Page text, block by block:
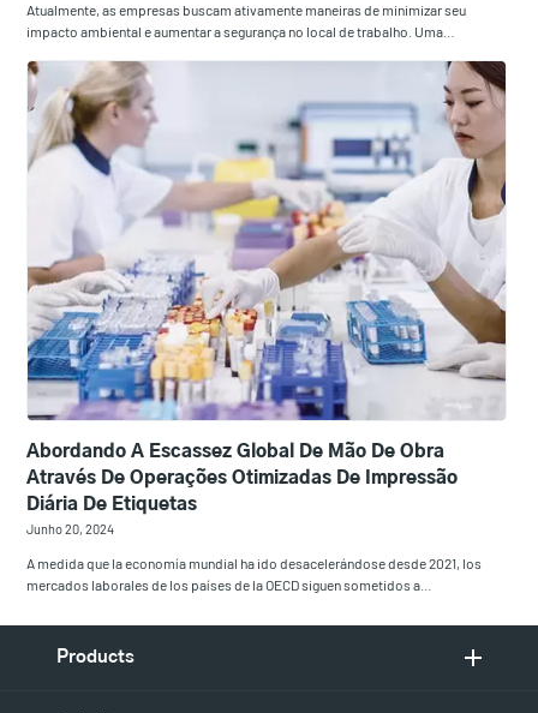
Atualmente, as empresas buscam ativamente maneiras de minimizar seu
impacto ambiental e aumentar a segurança no local de trabalho. Uma…
Abordando A Escassez Global De Mão De Obra
Através De Operações Otimizadas De Impressão
Diária De Etiquetas
Junho 20, 2024
A medida que la economía mundial ha ido desacelerándose desde 2021, los
mercados laborales de los países de la OECD siguen sometidos a…
Products